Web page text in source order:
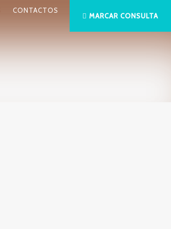
CONTACTOS
MARCAR CONSULTA